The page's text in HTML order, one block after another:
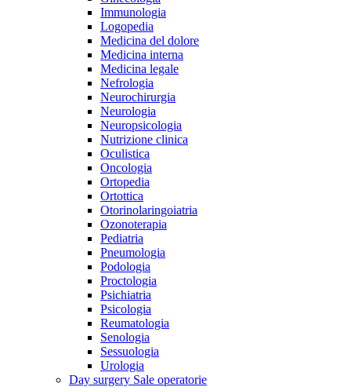
Immunologia
Logopedia
Medicina del dolore
Medicina interna
Medicina legale
Nefrologia
Neurochirurgia
Neurologia
Neuropsicologia
Nutrizione clinica
Oculistica
Oncologia
Ortopedia
Ortottica
Otorinolaringoiatria
Ozonoterapia
Pediatria
Pneumologia
Podologia
Proctologia
Psichiatria
Psicologia
Reumatologia
Senologia
Sessuologia
Urologia
Day surgery Sale operatorie